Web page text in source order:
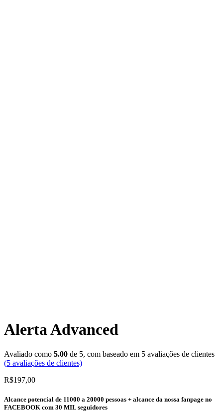
Alerta Advanced
Avaliado como 5.00 de 5, com baseado em 5 avaliações de clientes
(5 avaliações de clientes)
R$197,00
Alcance potencial de 11000 a 20000 pessoas + alcance da nossa fanpage no
FACEBOOK com 30 MIL seguidores